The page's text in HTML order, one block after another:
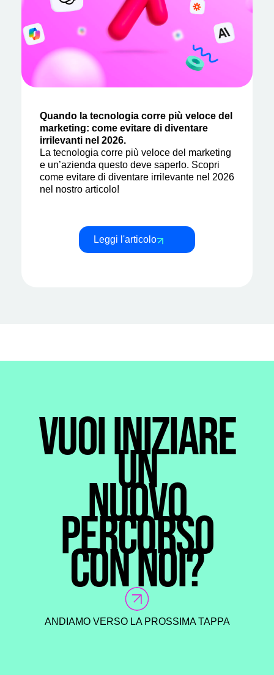
Quando la tecnologia corre più veloce del
marketing: come evitare di diventare
irrilevanti nel 2026.
La tecnologia corre più veloce del marketing
e un’azienda questo deve saperlo. Scopri
come evitare di diventare irrilevante nel 2026
nel nostro articolo!
Leggi l'articolo
VUOI INIZIARE
UN
NUOVO
PERCORSO
CON NOI?
ANDIAMO VERSO LA PROSSIMA TAPPA